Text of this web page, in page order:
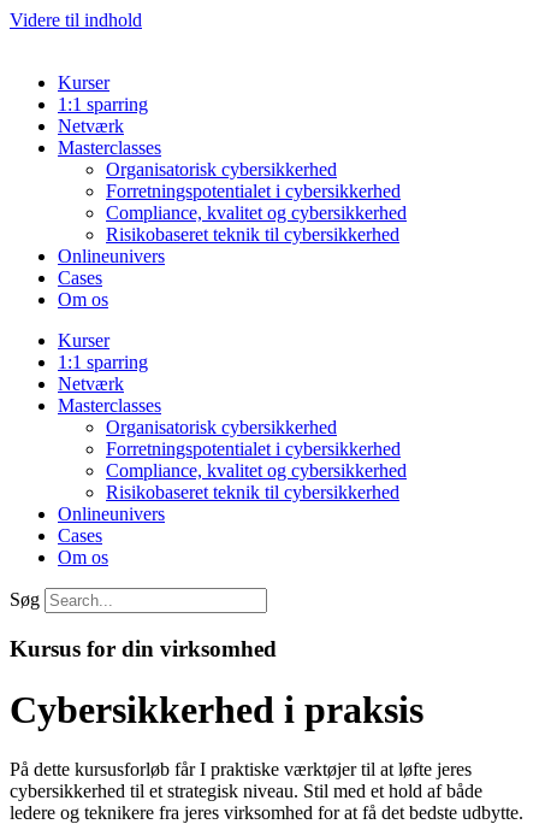
Videre til indhold
Kurser
1:1 sparring
Netværk
Masterclasses
Organisatorisk cybersikkerhed
Forretningspotentialet i cybersikkerhed
Compliance, kvalitet og cybersikkerhed
Risikobaseret teknik til cybersikkerhed
Onlineunivers
Cases
Om os
Kurser
1:1 sparring
Netværk
Masterclasses
Organisatorisk cybersikkerhed
Forretningspotentialet i cybersikkerhed
Compliance, kvalitet og cybersikkerhed
Risikobaseret teknik til cybersikkerhed
Onlineunivers
Cases
Om os
Søg
Kursus for din virksomhed
Cybersikkerhed i praksis
På dette kursusforløb får I praktiske værktøjer til at løfte jeres
cybersikkerhed til et strategisk niveau. Stil med et hold af både
ledere og teknikere fra jeres virksomhed for at få det bedste udbytte.